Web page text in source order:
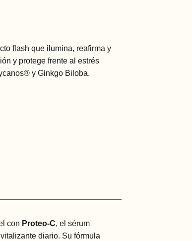
flash que ilumina, reafirma y
y protege frente al estrés
y Ginkgo Biloba.
con Proteo-C, el sérum
diario. Su fórmula